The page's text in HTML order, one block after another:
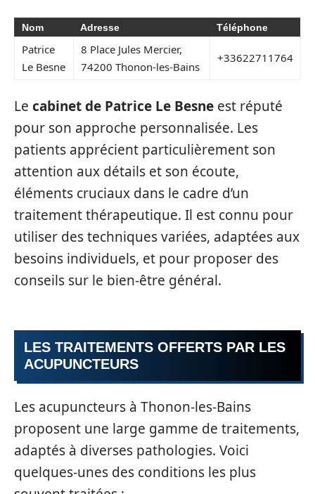
Nom Adresse Téléphone
Patrice
Le Besne
8 Place Jules Mercier,
74200 Thonon-les-Bains
+33622711764
Le cabinet de Patrice Le Besne est réputé
pour son approche personnalisée. Les
patients apprécient particulièrement son
attention aux détails et son écoute,
éléments cruciaux dans le cadre d’un
traitement thérapeutique. Il est connu pour
utiliser des techniques variées, adaptées aux
besoins individuels, et pour proposer des
conseils sur le bien-être général.
LES TRAITEMENTS OFFERTS PAR LES
ACUPUNCTEURS
Les acupuncteurs à Thonon-les-Bains
proposent une large gamme de traitements,
adaptés à diverses pathologies. Voici
quelques-unes des conditions les plus